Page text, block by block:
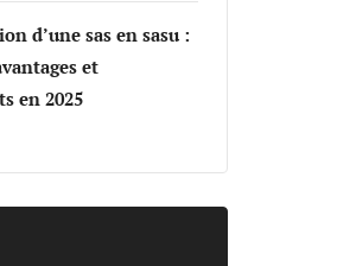
d’une sas en sasu :
et
en 2025